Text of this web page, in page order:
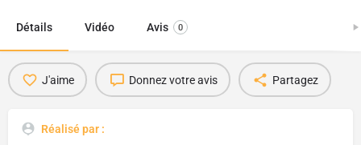
Détails Vidéo Avis 0
J'aime Donnez votre avis Partagez
Réalisé par :